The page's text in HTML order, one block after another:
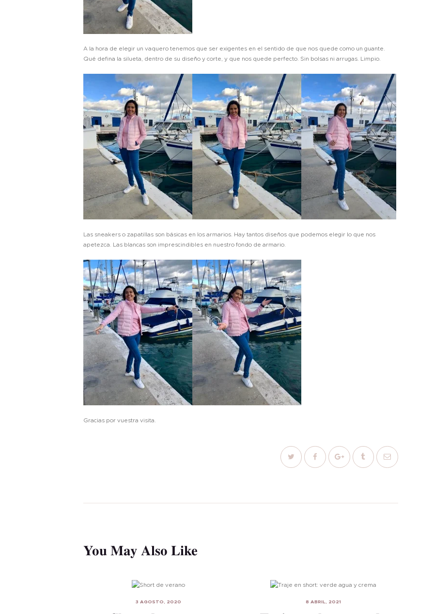
A la hora de elegir un vaquero tenemos que ser exigentes en el sentido de que nos quede como un guante.
Qué defina la silueta, dentro de su diseño y corte, y que nos quede perfecto. Sin bolsas ni arrugas. Limpio.
Las sneakers o zapatillas son básicas en los armarios. Hay tantos diseños que podemos elegir lo que nos
apetezca. Las blancas son imprescindibles en nuestro fondo de armario.
Gracias por vuestra visita.
You May Also Like
3 AGOSTO, 2020 8 ABRIL, 2021